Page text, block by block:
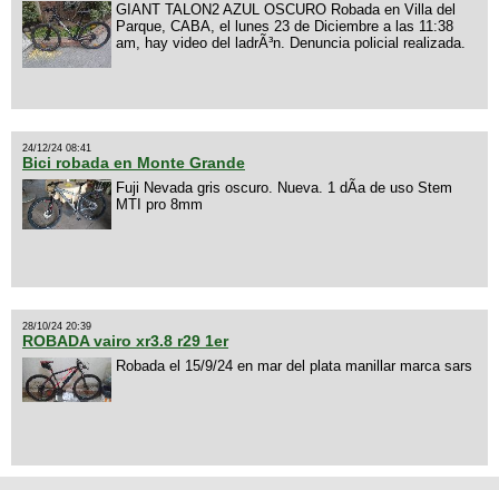
GIANT TALON2 AZUL OSCURO Robada en Villa del
Parque, CABA, el lunes 23 de Diciembre a las 11:38
am, hay video del ladrÃ³n. Denuncia policial realizada.
24/12/24 08:41
Bici robada en Monte Grande
Fuji Nevada gris oscuro. Nueva. 1 dÃ­a de uso Stem
MTI pro 8mm
28/10/24 20:39
ROBADA vairo xr3.8 r29 1er
Robada el 15/9/24 en mar del plata manillar marca sars